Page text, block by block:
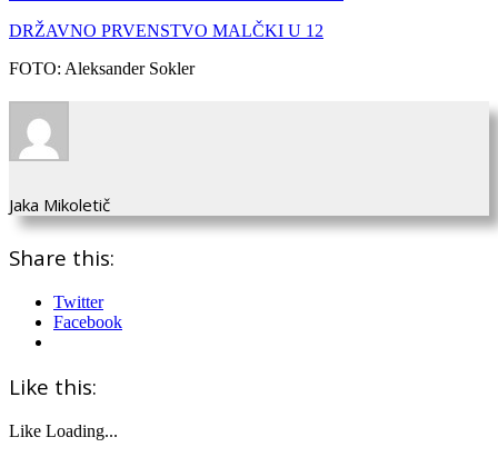
DRŽAVNO PRVENSTVO MALČKI U 12
FOTO: Aleksander Sokler
Jaka Mikoletič
Share this:
Twitter
Facebook
Like this:
Like Loading...